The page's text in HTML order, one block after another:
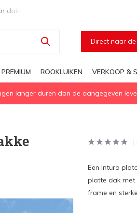
Direct naar
ROOKLUIKEN VERKOOP &
langer duren dan de aangegeven
Een Intura
platte dak met
frame en